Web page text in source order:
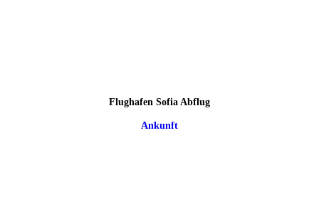
Flughafen Sofia Abflug
Ankunft